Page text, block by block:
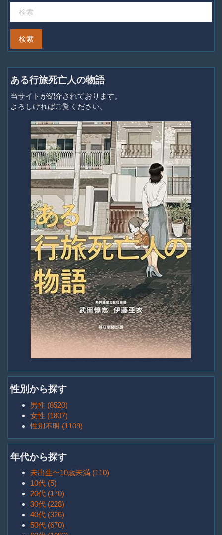
ある行旅死亡人の物語
当サイトが紹介されております。
よろしければご覧ください。
性別から探す
男性 (8520)
女性 (1807)
性別不明 (1109)
年代から探す
未出生〜10歳未満 (110)
10代 (5)
20代 (170)
30代 (228)
40代 (326)
50代 (670)